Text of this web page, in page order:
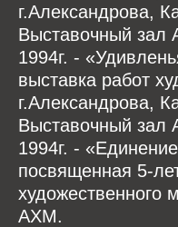
г.Александрова,
Выставочный зал
1994г. -
выставка работ
г.Александрова,
Выставочный зал
1994г. -
посвященная 5-
художественного
АХМ.